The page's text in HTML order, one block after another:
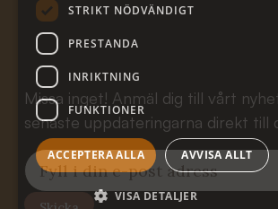
Subscribe to
Missa inget! Anmäl dig till vårt
senaste uppdateringarna direkt till
STRIKT NÖDVÄNDIGT
PRESTANDA
INRIKTNING
FUNKTIONER
ACCEPTERA ALLA AVVISA ALLT
VISA DETALJER